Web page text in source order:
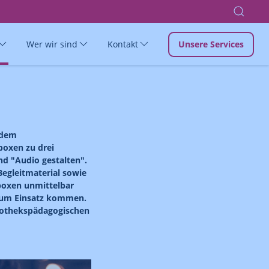
Wer wir sind Kontakt Unsere Services
zu drei
"Audio gestalten".
sowie
unmittelbar
Einsatz kommen.